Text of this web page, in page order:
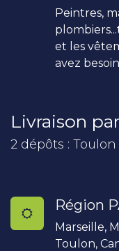
Peintres,
et les
avez
Livraison
2 dépôts :
Région
Marseille,
Toulon,